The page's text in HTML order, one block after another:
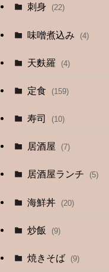
刺身 (22)
味噌煮込み (4)
天麩羅 (4)
定食 (159)
(4)
(9)
寿司 (10)
居酒屋 (7)
居酒屋ランチ (5)
海鮮丼 (20)
炒飯 (9)
焼きそば (9)